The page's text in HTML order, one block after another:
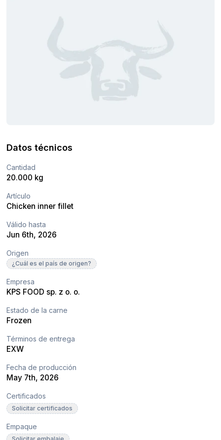
Datos técnicos
Cantidad
20.000 kg
Artículo
Chicken inner fillet
Válido hasta
Jun 6th, 2026
Origen
¿Cuál es el país de origen?
Empresa
KPS FOOD sp. z o. o.
Estado de la carne
Frozen
Términos de entrega
EXW
Fecha de producción
May 7th, 2026
Certificados
Solicitar certificados
Empaque